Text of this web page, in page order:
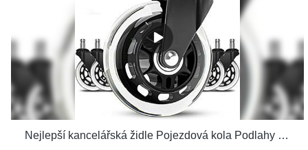
Nejlepší kancelářská židle Pojezdová kola Podlahy včetně tvrdého dřeva Perfektní výměna Bezpečné pro vysoké zatížení za psací stůl Tovární cena